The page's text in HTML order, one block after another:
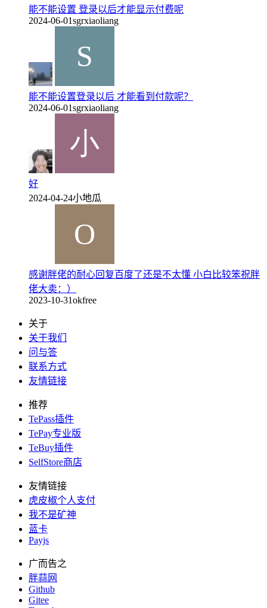
能不能设置 登录以后才能显示付费呢
2024-06-01sgrxiaoliang
能不能设置登录以后 才能看到付款呢？
2024-06-01sgrxiaoliang
好
2024-04-24小地瓜
感谢胖佬的耐心回复百度了还是不太懂 小白比较笨祝胖
佬大卖：）
2023-10-31okfree
关于
关于我们
问与答
联系方式
友情链接
推荐
TePass插件
TePay专业版
TeBuy插件
SelfStore商店
友情链接
虎皮椒个人支付
我不是矿神
蓝卡
Payjs
广而告之
胖蒜网
Github
Gitee